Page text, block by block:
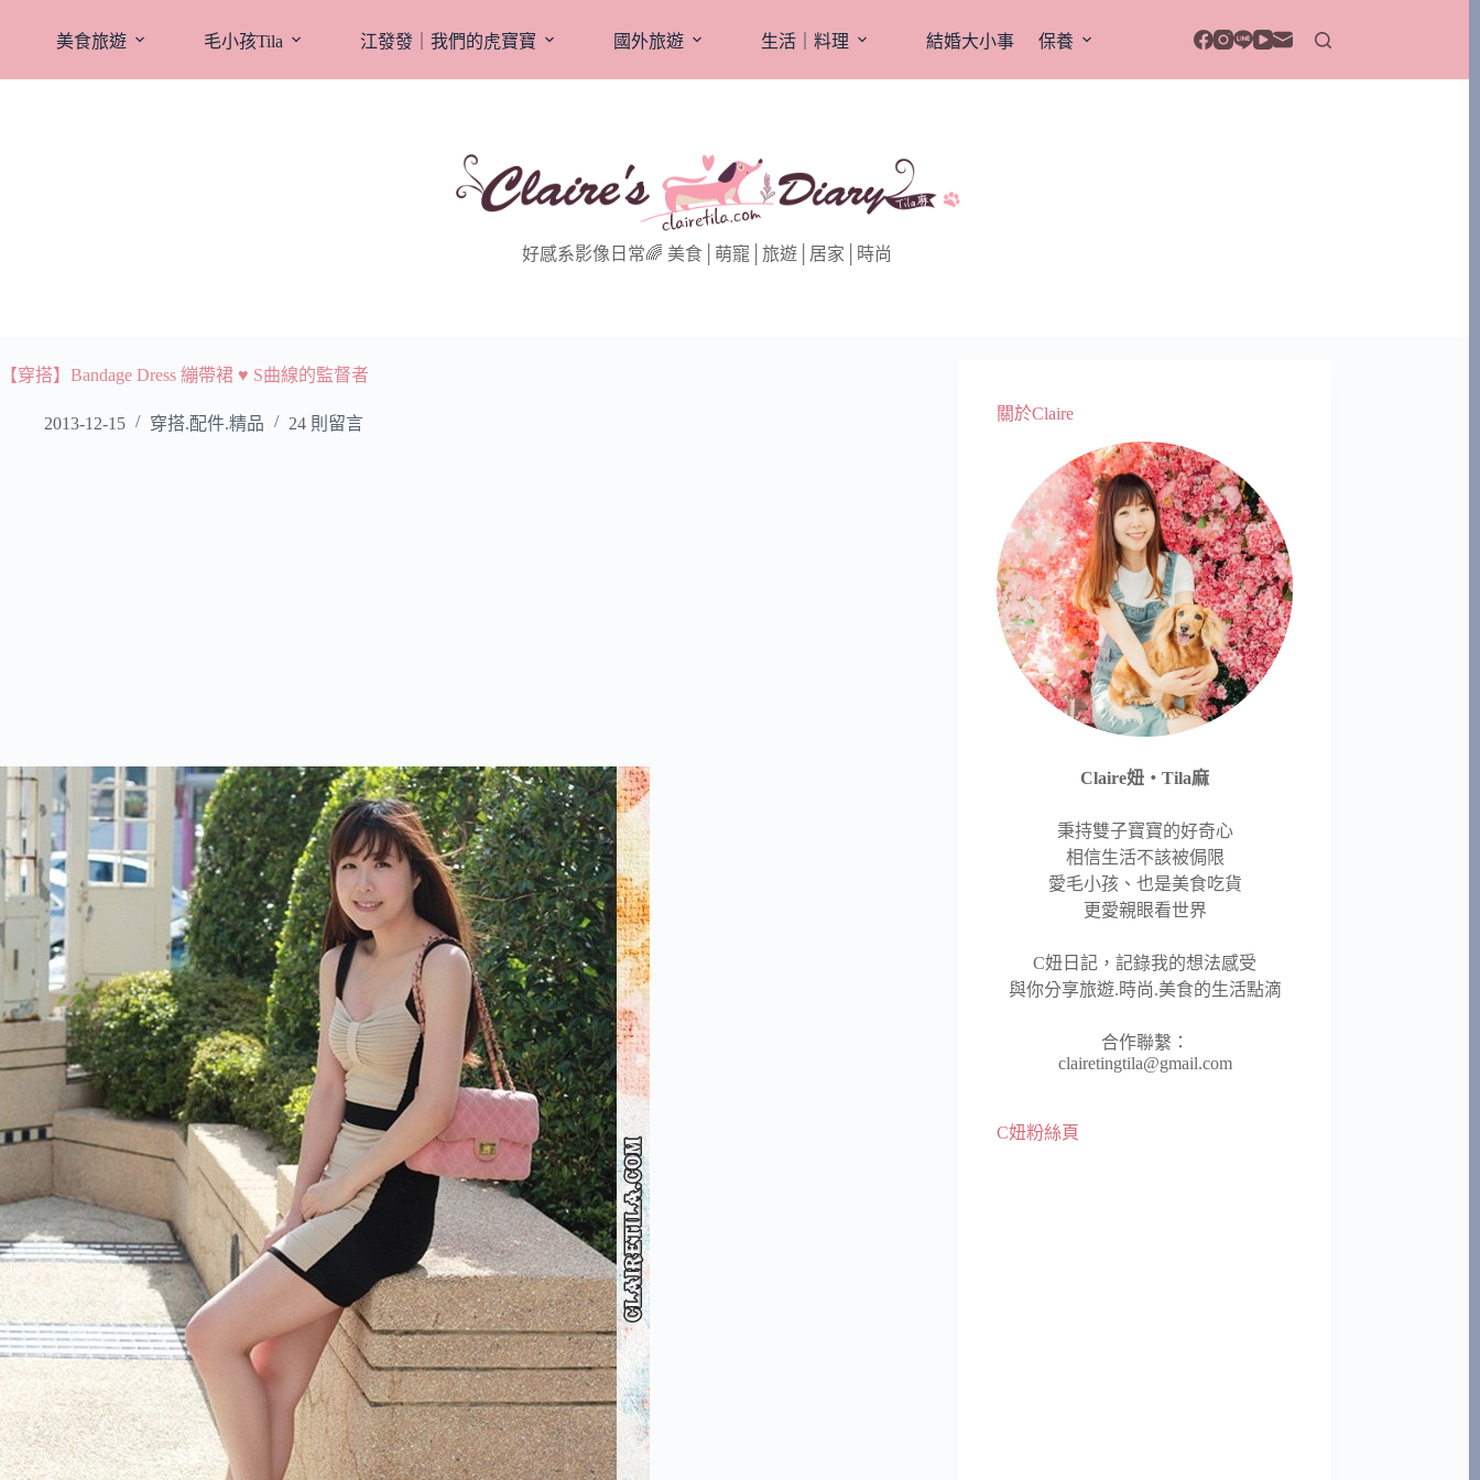
美食旅遊 毛小孩Tila 江發發｜我們的虎寶寶 國外旅遊 生活｜料理 結婚大小事 保養
好感系影像日常🌈 美食│萌寵│旅遊│居家│時尚
【穿搭】Bandage Dress 繃帶裙 ♥ S曲線的監督者
2013-12-15 穿搭.配件.精品 24 則留言
關於Claire
Claire妞‧Tila麻
秉持雙子寶寶的好奇心
相信生活不該被侷限
愛毛小孩、也是美食吃貨
更愛親眼看世界
C妞日記，記錄我的想法感受
與你分享旅遊.時尚.美食的生活點滴
合作聯繫：
clairetingtila@gmail.com
C妞粉絲頁